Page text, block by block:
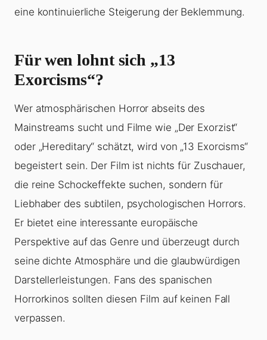
eine kontinuierliche Steigerung der Beklemmung.
Für wen lohnt sich „13
Exorcisms“?
Wer atmosphärischen Horror abseits des
Mainstreams sucht und Filme wie „Der Exorzist“
oder „Hereditary“ schätzt, wird von „13 Exorcisms“
begeistert sein. Der Film ist nichts für Zuschauer,
die reine Schockeffekte suchen, sondern für
Liebhaber des subtilen, psychologischen Horrors.
Er bietet eine interessante europäische
Perspektive auf das Genre und überzeugt durch
seine dichte Atmosphäre und die glaubwürdigen
Darstellerleistungen. Fans des spanischen
Horrorkinos sollten diesen Film auf keinen Fall
verpassen.